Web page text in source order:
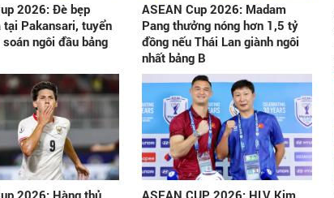
2026: Đè bẹp
tại Pakansari, tuyển
ngôi đầu bảng
ASEAN Cup 2026: Madam
Pang thưởng nóng hơn 1,5 tỷ
đồng nếu Thái Lan giành ngôi
nhất bảng B